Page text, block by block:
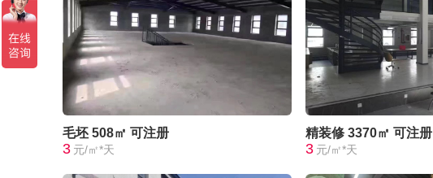
毛坯 508㎡ 可注册
3 元/㎡*天
精装修 3370㎡ 可注册
3 元/㎡*天